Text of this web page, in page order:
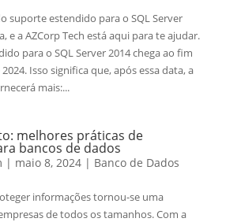
suporte estendido para o SQL Server
e a AZCorp Tech está aqui para te ajudar.
para o SQL Server 2014 chega ao fim
Isso significa que, após essa data, a
mais:...
melhores práticas de
bancos de dados
| maio 8, 2024| Banco de Dados
informações tornou-se uma
de todos os tamanhos. Com a